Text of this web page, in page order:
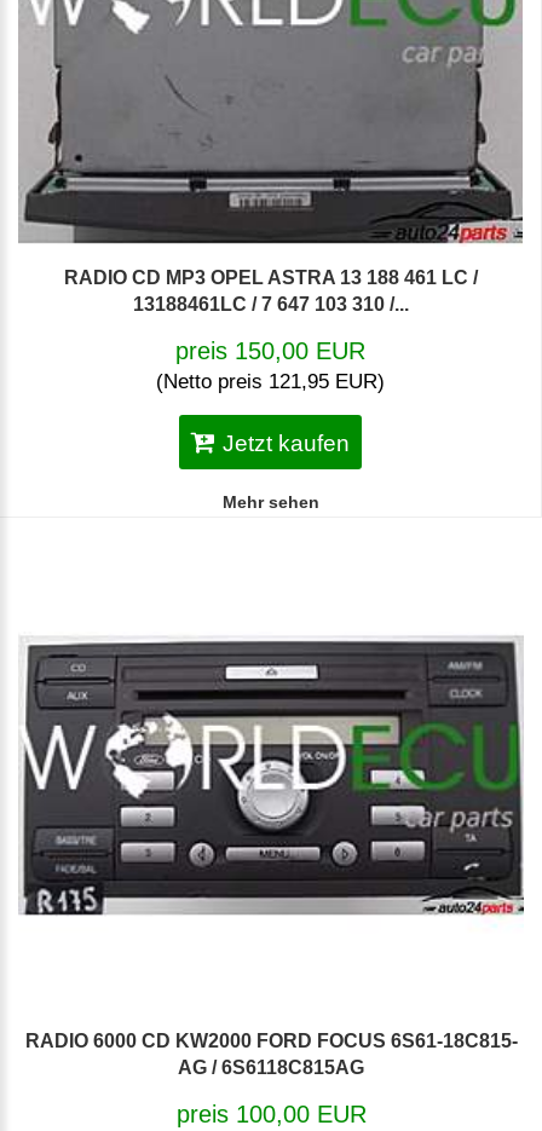
RADIO CD MP3 OPEL ASTRA 13 188 461 LC /
13188461LC / 7 647 103 310 /...
preis 150,00 EUR
(Netto preis 121,95 EUR)
Jetzt kaufen
Mehr sehen
RADIO 6000 CD KW2000 FORD FOCUS 6S61-18C815-
AG / 6S6118C815AG
preis 100,00 EUR